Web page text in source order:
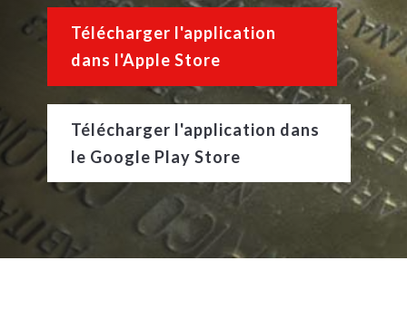
Télécharger l'application
dans l'Apple Store
Télécharger l'application dans
le Google Play Store